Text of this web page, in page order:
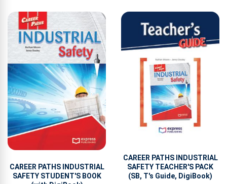
CAREER PATHS INDUSTRIAL
SAFETY STUDENT'S BOOK
CAREER PATHS INDUSTRIAL
SAFETY TEACHER'S PACK
(SB, T's Guide, DigiBook)